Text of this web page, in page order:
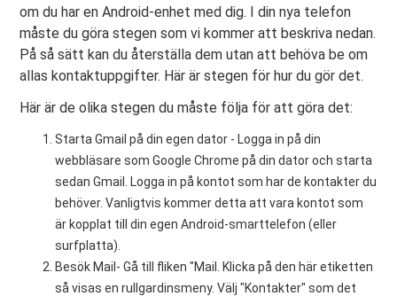
om du har en Android-enhet med dig. I din nya telefon
måste du göra stegen som vi kommer att beskriva nedan.
På så sätt kan du återställa dem utan att behöva be om
allas kontaktuppgifter. Här är stegen för hur du gör det.
Här är de olika stegen du måste följa för att göra det:
Starta Gmail på din egen dator - Logga in på din
webbläsare som Google Chrome på din dator och starta
sedan Gmail. Logga in på kontot som har de kontakter du
behöver. Vanligtvis kommer detta att vara kontot som
är kopplat till din egen Android-smarttelefon (eller
surfplatta).
Besök Mail- Gå till fliken "Mail. Klicka på den här etiketten
så visas en rullgardinsmeny. Välj "Kontakter" som det